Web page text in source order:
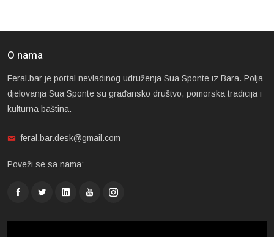
O nama
Feral.bar je portal nevladinog udruženja Sua Sponte iz Bara. Polja
djelovanja Sua Sponte su građansko društvo, pomorska tradicija i
kulturna baština.
feral.bar.desk@gmail.com
Poveži se sa nama: